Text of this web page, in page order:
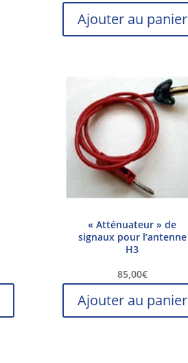
Ajouter au panier
« Atténuateur » de
signaux pour l’antenne
H3
85,00€
Ajouter au panier